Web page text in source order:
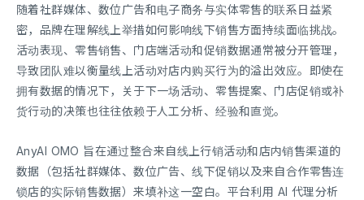
随着社群媒体、数位广告和电子商务与实体零售的联系日益紧
密，品牌在理解线上举措如何影响线下销售方面持续面临挑战。
活动表现、零售销售、门店端活动和促销数据通常被分开管理，
导致团队难以衡量线上活动对店内购买行为的溢出效应。即使在
拥有数据的情况下，关于下一场活动、零售提案、门店促销或补
货行动的决策也往往依赖于人工分析、经验和直觉。
AnyAI OMO 旨在通过整合来自线上行销活动和店内销售渠道的
数据（包括社群媒体、数位广告、线下促销以及来自合作零售连
锁店的实际销售数据）来填补这一空白。平台利用 AI 代理分析